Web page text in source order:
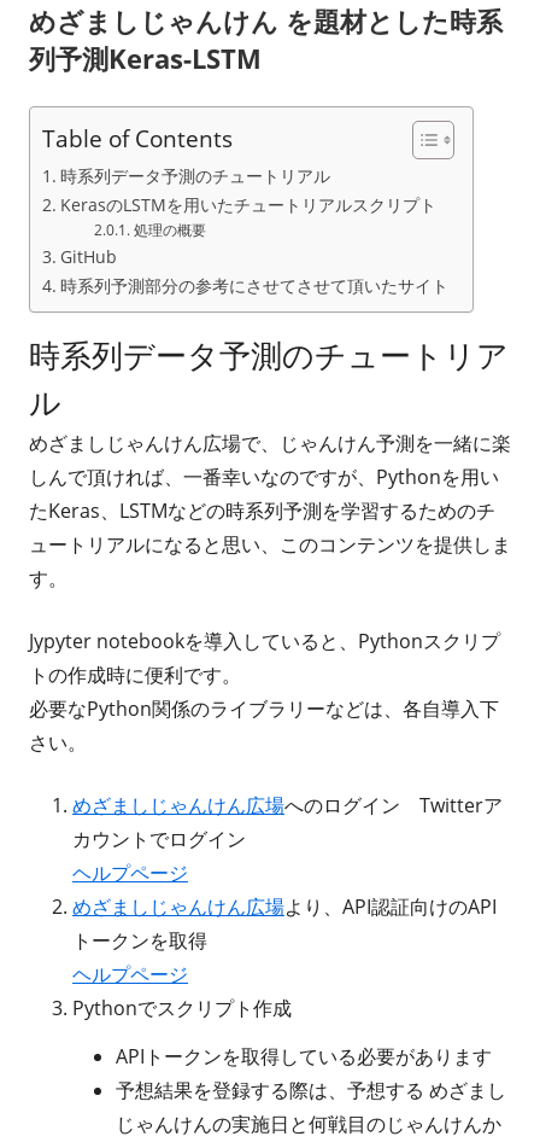
めざましじゃんけん を題材とした時系
列予測Keras-LSTM
Table of Contents
時系列データ予測のチュートリアル
KerasのLSTMを用いたチュートリアルスクリプト
処理の概要
GitHub
時系列予測部分の参考にさせてさせて頂いたサイト
時系列データ予測のチュートリア
ル
めざましじゃんけん広場で、じゃんけん予測を一緒に楽
しんで頂ければ、一番幸いなのですが、Pythonを用い
たKeras、LSTMなどの時系列予測を学習するためのチ
ュートリアルになると思い、このコンテンツを提供しま
す。
Jypyter notebookを導入していると、Pythonスクリプ
トの作成時に便利です。
必要なPython関係のライブラリーなどは、各自導入下
さい。
めざましじゃんけん広場へのログイン Twitterア
カウントでログイン
ヘルプページ
めざましじゃんけん広場より、API認証向けのAPI
トークンを取得
ヘルプページ
Pythonでスクリプト作成
APIトークンを取得している必要があります
予想結果を登録する際は、予想する めざまし
じゃんけんの実施日と何戦目のじゃんけんか